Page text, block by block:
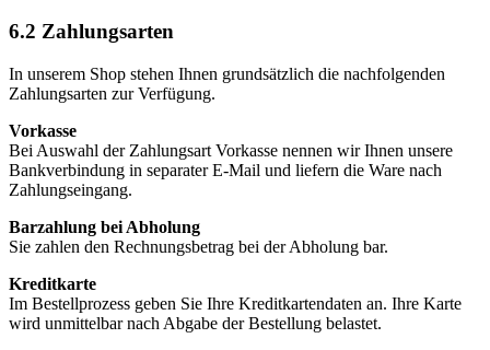
6.2 Zahlungsarten
In unserem Shop stehen Ihnen grundsätzlich die nachfolgenden
Zahlungsarten zur Verfügung.
Vorkasse
Bei Auswahl der Zahlungsart Vorkasse nennen wir Ihnen unsere
Bankverbindung in separater E-Mail und liefern die Ware nach
Zahlungseingang.
Barzahlung bei Abholung
Sie zahlen den Rechnungsbetrag bei der Abholung bar.
Kreditkarte
Im Bestellprozess geben Sie Ihre Kreditkartendaten an. Ihre Karte
wird unmittelbar nach Abgabe der Bestellung belastet.